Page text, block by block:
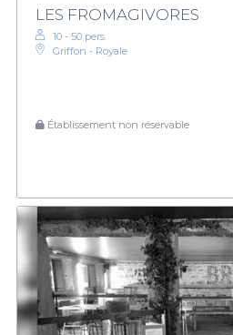
LES FROMAGIVORES
10 - 50 pers.
Griffon - Royale
Établissement non réservable